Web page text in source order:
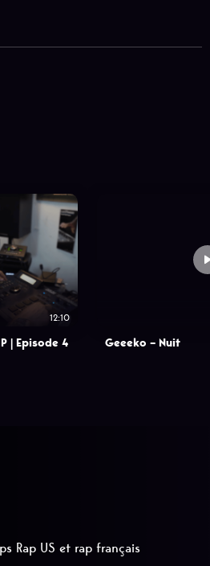
12:10
| Episode 4
Geeeko – Nuit
Rap US et rap français